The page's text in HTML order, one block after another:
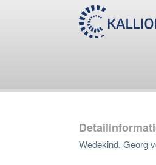
Wedekind, Georg